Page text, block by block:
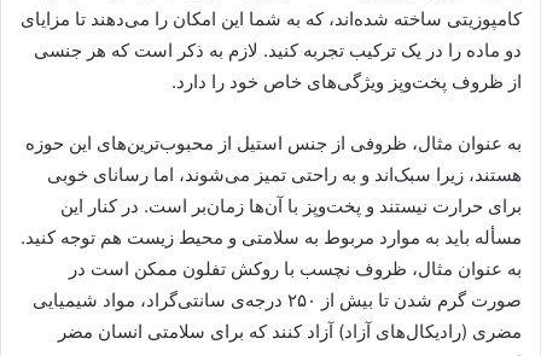
کامپوزیتی ساخته شده‌اند، که به شما این امکان را می‌دهند تا مزایای
دو ماده را در یک ترکیب تجربه کنید. لازم به ذکر است که هر جنسی
از ظروف پخت‌وپز ویژگی‌های خاص خود را دارد.
به عنوان مثال، ظروفی از جنس استیل از محبوب‌ترین‌های این حوزه
هستند، زیرا سبک‌اند و به راحتی تمیز می‌شوند، اما رسانای خوبی
برای حرارت نیستند و پخت‌وپز با آن‌ها زمان‌بر است. در کنار این
مسأله باید به موارد مربوط به سلامتی و محیط زیست هم توجه کنید.
به عنوان مثال، ظروف نچسب با روکش تفلون ممکن است در
صورت گرم شدن تا بیش از ۲۵۰ درجه‌ی سانتی‌گراد، مواد شیمیایی
مضری (رادیکال‌های آزاد) آزاد کنند که برای سلامتی انسان مضر